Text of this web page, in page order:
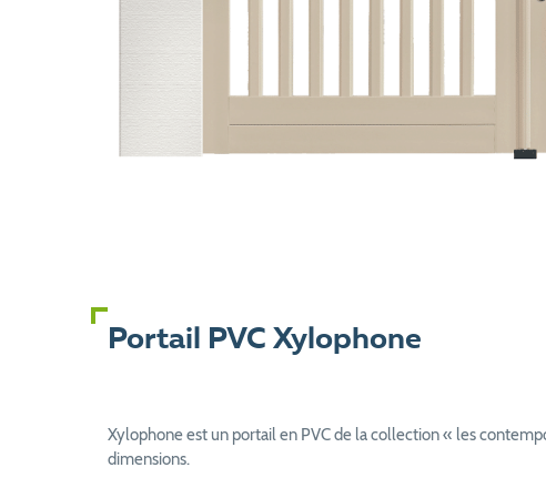
Portail PVC Xylophone
Xylophone est un portail en PVC de la collection « les
dimensions.